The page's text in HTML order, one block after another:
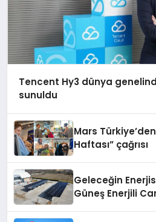
Tencent Hy3 dünya
sunuldu
Mars
Haftası” çağrısı
Geleceğin
Güneş Enerjili